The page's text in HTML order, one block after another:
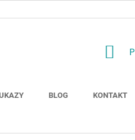
BLOG KONTAKT